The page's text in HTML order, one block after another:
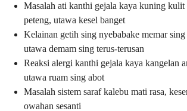
Masalah ati kanthi gejala kaya kuning
peteng, utawa kesel banget
Kelainan getih sing nyebabake memar sing
utawa demam sing terus-terusan
Reaksi alergi kanthi gejala kaya kangelan
utawa ruam sing abot
Masalah sistem saraf kalebu mati rasa,
owahan sesanti